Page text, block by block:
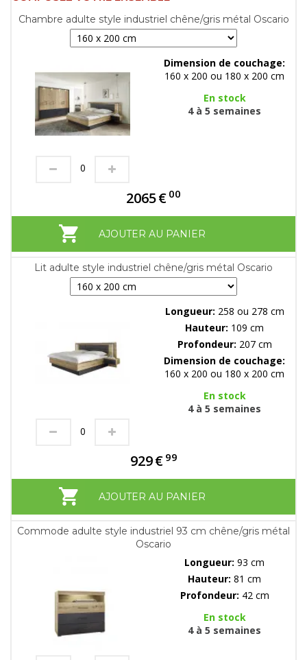
Chambre adulte style industriel chêne/gris métal Oscario
Dimension de couchage:
160 x 200 ou 180 x 200 cm
En stock
4 à 5 semaines
2065€ 00
AJOUTER AU PANIER
Lit adulte style industriel chêne/gris métal Oscario
Longueur: 258 ou 278 cm
Hauteur: 109 cm
Profondeur: 207 cm
Dimension de couchage:
160 x 200 ou 180 x 200 cm
En stock
4 à 5 semaines
929€ 99
AJOUTER AU PANIER
Commode adulte style industriel 93 cm chêne/gris métal
Oscario
Longueur: 93 cm
Hauteur: 81 cm
Profondeur: 42 cm
En stock
4 à 5 semaines